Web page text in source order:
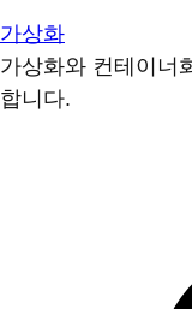
가상화
가상화와 컨테이너
합니다.